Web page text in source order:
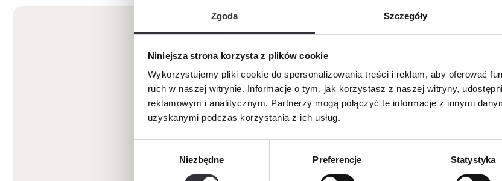
Zgoda Szczegóły
Niniejsza strona korzysta z plików cookie
Wykorzystujemy pliki cookie do spersonalizowania treści i reklam, aby oferować
ruch w naszej witrynie. Informacje o tym, jak korzystasz z naszej witryny,
reklamowym i analitycznym. Partnerzy mogą połączyć te informacje z innymi
uzyskanymi podczas korzystania z ich usług.
Niezbędne Preferencje Statystyka